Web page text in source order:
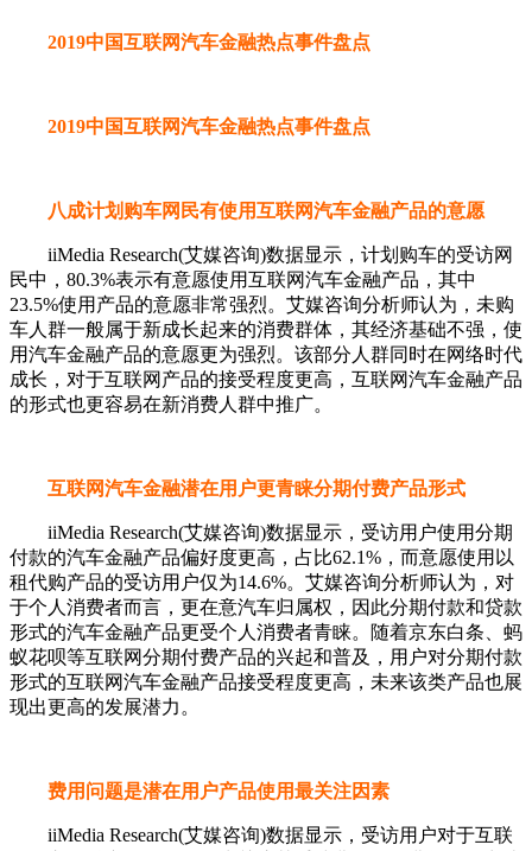
2019中国互联网汽车金融热点事件盘点
2019中国互联网汽车金融热点事件盘点
八成计划购车网民有使用互联网汽车金融产品的意愿
iiMedia Research(艾媒咨询)数据显示，计划购车的受访网
民中，80.3%表示有意愿使用互联网汽车金融产品，其中
23.5%使用产品的意愿非常强烈。艾媒咨询分析师认为，未购
车人群一般属于新成长起来的消费群体，其经济基础不强，使
用汽车金融产品的意愿更为强烈。该部分人群同时在网络时代
成长，对于互联网产品的接受程度更高，互联网汽车金融产品
的形式也更容易在新消费人群中推广。
互联网汽车金融潜在用户更青睐分期付费产品形式
iiMedia Research(艾媒咨询)数据显示，受访用户使用分期
付款的汽车金融产品偏好度更高，占比62.1%，而意愿使用以
租代购产品的受访用户仅为14.6%。艾媒咨询分析师认为，对
于个人消费者而言，更在意汽车归属权，因此分期付款和贷款
形式的汽车金融产品更受个人消费者青睐。随着京东白条、蚂
蚁花呗等互联网分期付费产品的兴起和普及，用户对分期付款
形式的互联网汽车金融产品接受程度更高，未来该类产品也展
现出更高的发展潜力。
费用问题是潜在用户产品使用最关注因素
iiMedia Research(艾媒咨询)数据显示，受访用户对于互联